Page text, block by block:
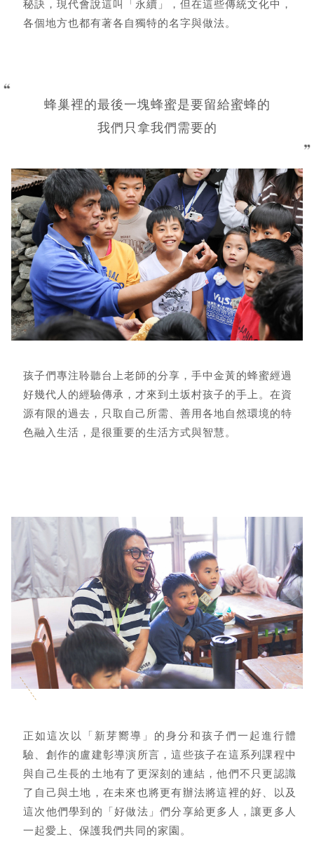
秘訣，現代會說這叫「永續」，但在這些傳統文化中，
各個地方也都有著各自獨特的名字與做法。
蜂巢裡的最後一塊蜂蜜是要留給蜜蜂的
我們只拿我們需要的
孩子們專注聆聽台上老師的分享，手中金黃的蜂蜜經過
好幾代人的經驗傳承，才來到土坂村孩子的手上。在資
源有限的過去，只取自己所需、善用各地自然環境的特
色融入生活，是很重要的生活方式與智慧。
正如這次以「新芽嚮導」的身分和孩子們一起進行體
驗、創作的盧建彰導演所言，這些孩子在這系列課程中
與自己生長的土地有了更深刻的連結，他們不只更認識
了自己與土地，在未來也將更有辦法將這裡的好、以及
這次他們學到的「好做法」們分享給更多人，讓更多人
一起愛上、保護我們共同的家園。